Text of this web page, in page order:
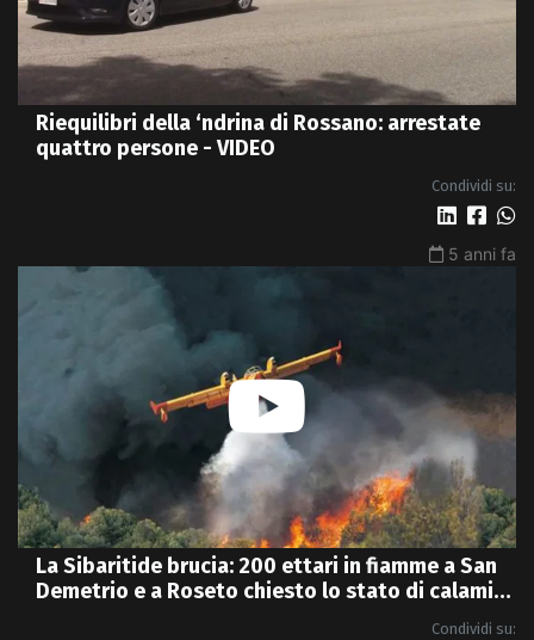
Riequilibri della ‘ndrina di Rossano: arrestate
quattro persone - VIDEO
Condividi su:
5 anni fa
La Sibaritide brucia: 200 ettari in fiamme a San
Demetrio e a Roseto chiesto lo stato di calamità
Condividi su: